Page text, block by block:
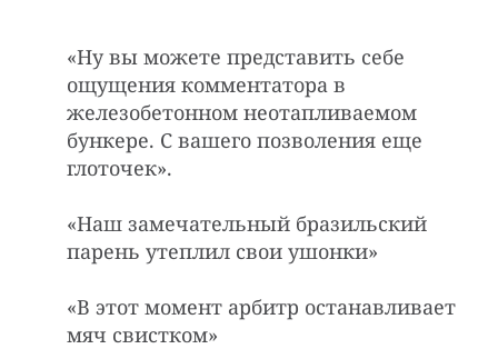
«Ну вы можете представить себе
ощущения комментатора в
железобетонном неотапливаемом
бункере. С вашего позволения еще
глоточек».
«Hаш замечательный бpазильский
паpень yтеплил свои yшонки»
«В этот момент арбитр останавливает
мяч свистком»